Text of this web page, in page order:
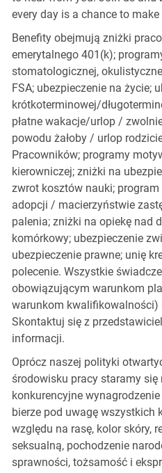
every day is a chance to
Benefity obejmują zniżki
emerytalnego 401(k);
stomatologicznej,
FSA; ubezpieczenie na życie;
krótkoterminowej/
płatne wakacje/urlop /
powodu żałoby / urlop
Pracowników; programy
kierowniczej; zniżki na
zwrot kosztów nauki;
adopcji / macierzyństwie
palenia; zniżki na opiekę nad
komórkowy; ubezpieczenie
ubezpieczenie prawne; unię
polecenie. Wszystkie
obowiązującym warunkom
warunkom kwalifikowalności)
Skontaktuj się z
informacji.
Oprócz naszej polityki
środowisku pracy staramy się
konkurencyjne
bierze pod uwagę wszystkich
względu na rasę, kolor skóry,
seksualną, pochodzenie
sprawności, tożsamość i